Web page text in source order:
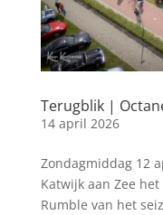
Terugblik |
14 april 2026
Zondagmiddag 12
Katwijk aan Zee
Rumble van het